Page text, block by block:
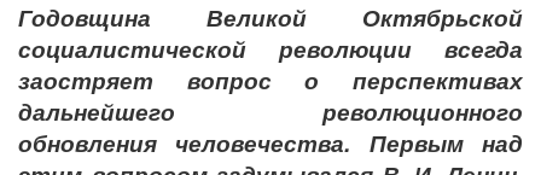
Годовщина Великой Октябрьской
социалистической революции всегда
заостряет вопрос о перспективах
дальнейшего революционного
обновления человечества. Первым над